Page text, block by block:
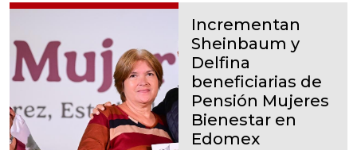
Incrementan
Sheinbaum y
Delfina
beneficiarias de
Pensión Mujeres
Bienestar en
Edomex